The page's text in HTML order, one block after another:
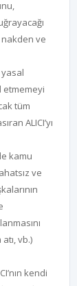
nakden ve
yasal
etmemeyi
tüm
ALICI’yı
kamu
ve
vb.)
kendi